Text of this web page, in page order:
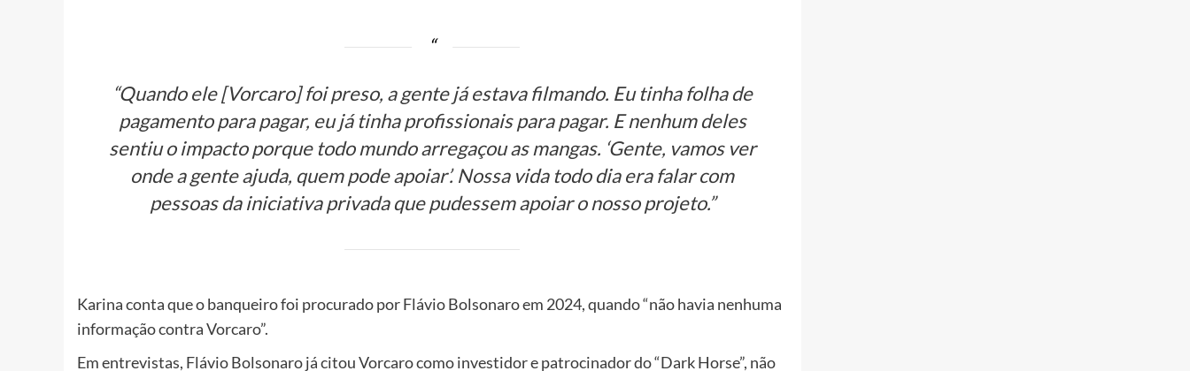
“Quando ele [Vorcaro] foi preso, a gente já estava filmando. Eu tinha folha de
pagamento para pagar, eu já tinha profissionais para pagar. E nenhum deles
sentiu o impacto porque todo mundo arregaçou as mangas. ‘Gente, vamos ver
onde a gente ajuda, quem pode apoiar’. Nossa vida todo dia era falar com
pessoas da iniciativa privada que pudessem apoiar o nosso projeto.”
Karina conta que o banqueiro foi procurado por Flávio Bolsonaro em 2024, quando “não havia nenhuma
informação contra Vorcaro”.
Em entrevistas, Flávio Bolsonaro já citou Vorcaro como investidor e patrocinador do “Dark Horse”, não